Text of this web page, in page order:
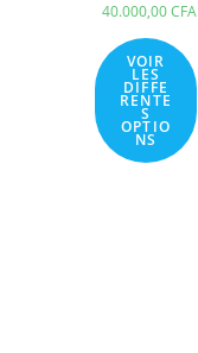
40.000,00CFA
VOIR
LES
DIFFE
RENTE
S
OPTIO
NS